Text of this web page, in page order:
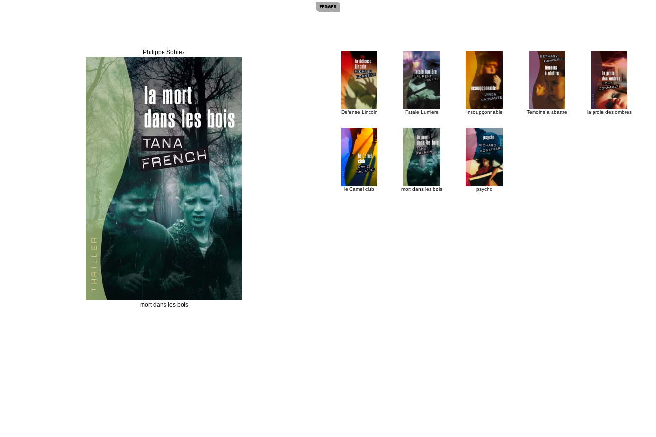
Philippe Sohiez
mort dans les bois
Defense Lincoln Fatale Lumiere Insoupçonnable Temoins a abattre la proie des ombres
le Camel club mort dans les bois psycho